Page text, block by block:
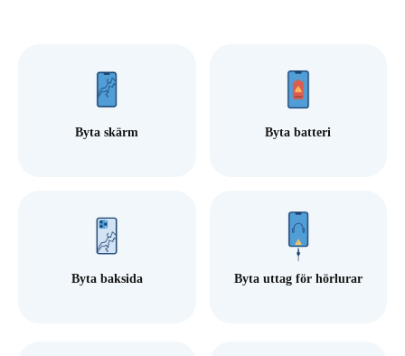
Byta skärm Byta batteri
Byta baksida Byta uttag för hörlurar